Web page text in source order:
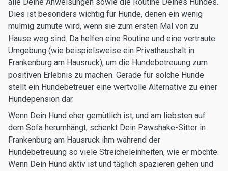
Dies ist besonders wichtig für Hunde, denen ein wenig
mulmig zumute wird, wenn sie zum ersten Mal von zu
Hause weg sind. Da helfen eine Routine und eine vertraute
Umgebung (wie beispielsweise ein Privathaushalt in
Frankenburg am Hausruck), um die Hundebetreuung zum
positiven Erlebnis zu machen. Gerade für solche Hunde
stellt ein Hundebetreuer eine wertvolle Alternative zu einer
Hundepension dar.
Wenn Dein Hund eher gemütlich ist, und am liebsten auf
dem Sofa herumhängt, schenkt Dein Pawshake-Sitter in
Frankenburg am Hausruck ihm während der
Hundebetreuung so viele Streicheleinheiten, wie er möchte.
Wenn Dein Hund aktiv ist und täglich spazieren gehen und